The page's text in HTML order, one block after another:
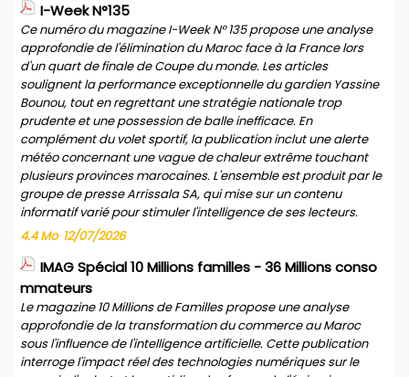
I-Week N°135
Ce numéro du magazine I-Week N° 135 propose une analyse
approfondie de l'élimination du Maroc face à la France lors
d'un quart de finale de Coupe du monde. Les articles
soulignent la performance exceptionnelle du gardien Yassine
Bounou, tout en regrettant une stratégie nationale trop
prudente et une possession de balle inefficace. En
complément du volet sportif, la publication inclut une alerte
météo concernant une vague de chaleur extrême touchant
plusieurs provinces marocaines. L'ensemble est produit par le
groupe de presse Arrissala SA, qui mise sur un contenu
informatif varié pour stimuler l'intelligence de ses lecteurs.
4.4 Mo 12/07/2026
IMAG Spécial 10 Millions familles - 36 Millions conso
mmateurs
Le magazine 10 Millions de Familles propose une analyse
approfondie de la transformation du commerce au Maroc
sous l'influence de l'intelligence artificielle. Cette publication
interroge l'impact réel des technologies numériques sur le